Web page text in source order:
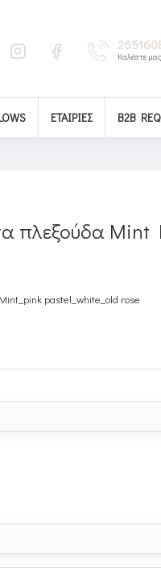
Καλέστε μας
ΕΤΑΙΡΊΕΣ B2B
πλεξούδα Mint
pastel_white_old rose